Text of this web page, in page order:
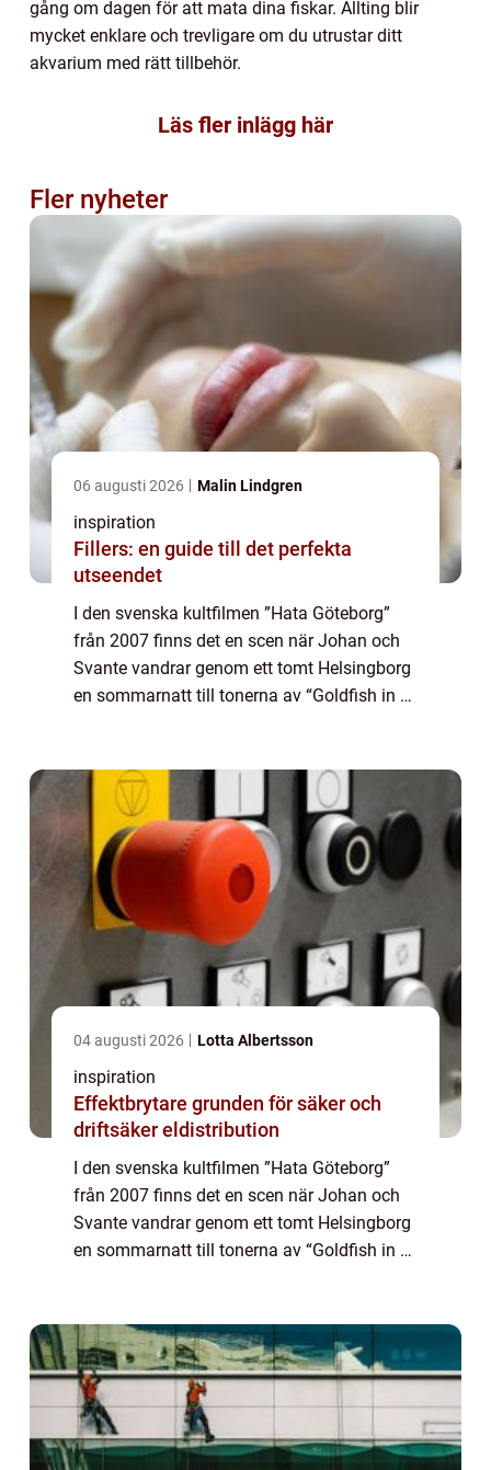
gång om dagen för att mata dina fiskar. Allting blir
mycket enklare och trevligare om du utrustar ditt
akvarium med rätt tillbehör.
Läs fler inlägg här
Fler nyheter
06 augusti 2026 Malin Lindgren
inspiration
Fillers: en guide till det perfekta
utseendet
I den svenska kultfilmen ”Hata Göteborg”
från 2007 finns det en scen när Johan och
Svante vandrar genom ett tomt Helsingborg
en sommarnatt till tonerna av “Goldfish in a
04 augusti 2026 Lotta Albertsson
inspiration
Effektbrytare grunden för säker och
driftsäker eldistribution
I den svenska kultfilmen ”Hata Göteborg”
från 2007 finns det en scen när Johan och
Svante vandrar genom ett tomt Helsingborg
en sommarnatt till tonerna av “Goldfish in a